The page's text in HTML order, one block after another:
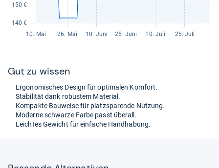
Gut zu wis­sen
Ergo­no­mi­sches Design für opti­ma­len Kom­fort.
Sta­bi­li­tät dank robus­tem Mate­rial.
Kom­pakte Bau­weise für platz­spa­rende Nut­zung.
Moderne schwarze Farbe passt über­all.
Leich­tes Gewicht für ein­fa­che Hand­ha­bung.